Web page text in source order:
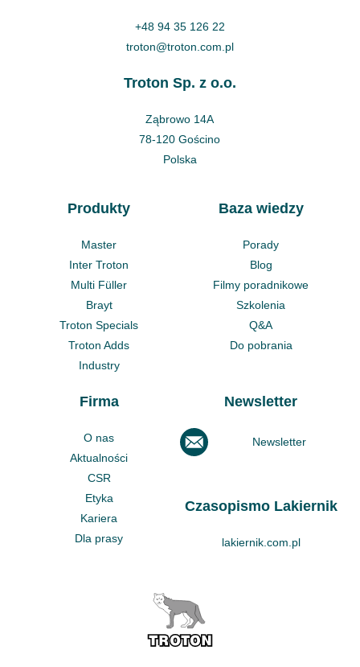
+48 94 35 126 22
troton@troton.com.pl
Troton Sp. z o.o.
Ząbrowo 14A
78-120 Gościno
Polska
Produkty
Master
Inter Troton
Multi Füller
Brayt
Troton Specials
Troton Adds
Industry
Baza wiedzy
Porady
Blog
Filmy poradnikowe
Szkolenia
Q&A
Do pobrania
Firma
O nas
Aktualności
CSR
Etyka
Kariera
Dla prasy
Newsletter
Newsletter
Czasopismo Lakiernik
lakiernik.com.pl